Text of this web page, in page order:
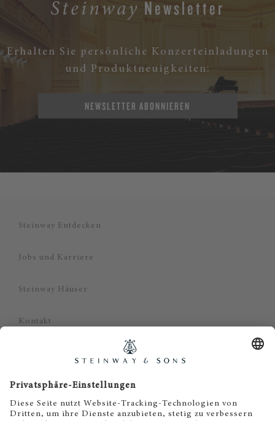
Steinway Newsletter
Erhalten Sie persönliche Konzerteinladungen
und Produktneuigkeiten:
NEWSLETTER ABONNIEREN
Steinway Entdecken
Jobs und Karriere
Steinway Häuser
Kontakt
Impressum
Haftungsausschluss